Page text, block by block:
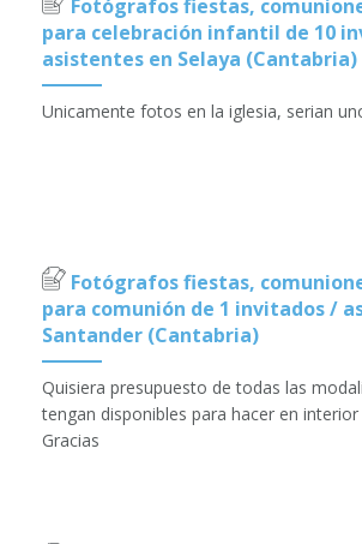
Fotógrafos fiestas,
para celebración infantil de 10
asistentes en Selaya (Cantabria)
Unicamente fotos en la iglesia, serian
Fotógrafos fiestas,
para comunión de 1 invitados /
Santander (Cantabria)
Quisiera presupuesto de todas las
tengan disponibles para hacer en
Gracias